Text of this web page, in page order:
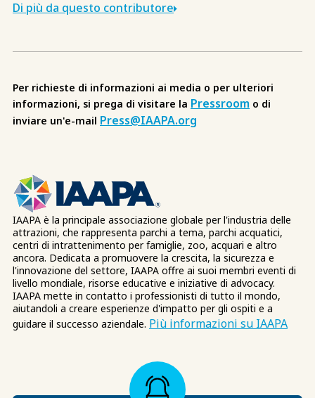
Di più da questo contributore
Per richieste di informazioni ai media o per ulteriori
informazioni, si prega di visitare la Pressroom o di
inviare un'e-mail Press@IAAPA.org
IAAPA è la principale associazione globale per l'industria delle
attrazioni, che rappresenta parchi a tema, parchi acquatici,
centri di intrattenimento per famiglie, zoo, acquari e altro
ancora. Dedicata a promuovere la crescita, la sicurezza e
l'innovazione del settore, IAAPA offre ai suoi membri eventi di
livello mondiale, risorse educative e iniziative di advocacy.
IAAPA mette in contatto i professionisti di tutto il mondo,
aiutandoli a creare esperienze d'impatto per gli ospiti e a
guidare il successo aziendale. Più informazioni su IAAPA